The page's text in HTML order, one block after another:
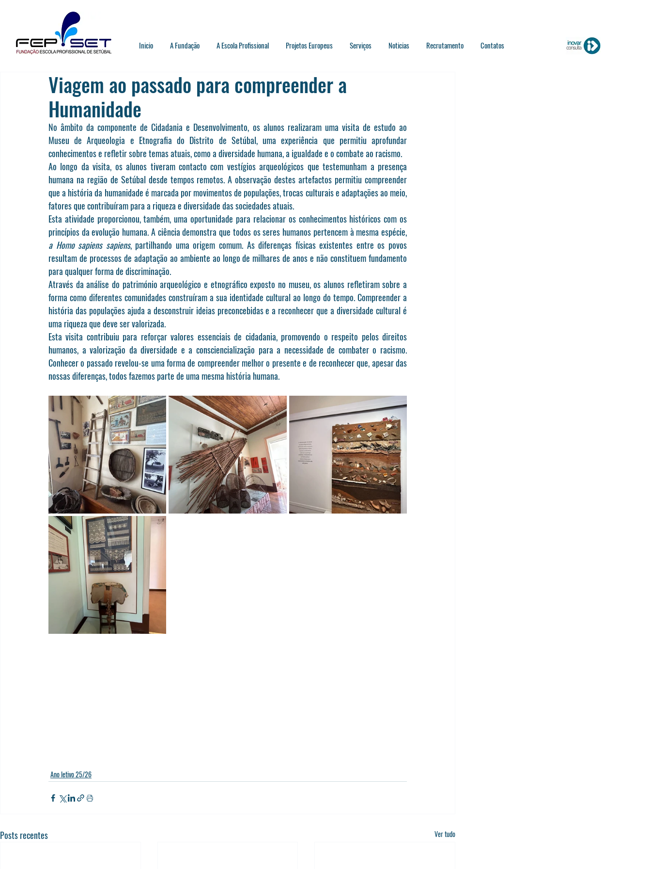
Inicio A Fundação A Escola Profissional Projetos Europeus Serviços Noticias Recrutamento Contatos
Viagem ao passado para compreender a
Humanidade
No âmbito da componente de Cidadania e Desenvolvimento, os alunos realizaram uma visita de estudo ao
Museu de Arqueologia e Etnografia do Distrito de Setúbal, uma experiência que permitiu aprofundar
conhecimentos e refletir sobre temas atuais, como a diversidade humana, a igualdade e o combate ao racismo.
Ao longo da visita, os alunos tiveram contacto com vestígios arqueológicos que testemunham a presença
humana na região de Setúbal desde tempos remotos. A observação destes artefactos permitiu compreender
que a história da humanidade é marcada por movimentos de populações, trocas culturais e adaptações ao meio,
fatores que contribuíram para a riqueza e diversidade das sociedades atuais.
Esta atividade proporcionou, também, uma oportunidade para relacionar os conhecimentos históricos com os
a Homo sapiens sapiens, partilhando uma origem comum. As diferenças físicas existentes entre os povos
resultam de processos de adaptação ao ambiente ao longo de milhares de anos e não constituem fundamento
para qualquer forma de discriminação.
Através da análise do património arqueológico e etnográfico exposto no museu, os alunos refletiram sobre a
forma como diferentes comunidades construíram a sua identidade cultural ao longo do tempo. Compreender a
história das populações ajuda a desconstruir ideias preconcebidas e a reconhecer que a diversidade cultural é
uma riqueza que deve ser valorizada.
Esta visita contribuiu para reforçar valores essenciais de cidadania, promovendo o respeito pelos direitos
humanos, a valorização da diversidade e a consciencialização para a necessidade de combater o racismo.
Conhecer o passado revelou-se uma forma de compreender melhor o presente e de reconhecer que, apesar das
nossas diferenças, todos fazemos parte de uma mesma história humana.
Ano letivo 25/26
Posts recentes Ver tudo